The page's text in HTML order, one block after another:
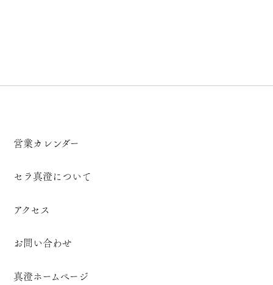
営業カレンダー
セラ真澄について
アクセス
お問い合わせ
真澄ホームページ